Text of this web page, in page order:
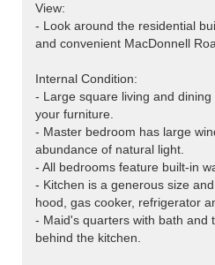
View:
- Look around the residential
and convenient MacDonnell
Internal Condition:
- Large square living and
your furniture.
- Master bedroom has large
abundance of natural light.
- All bedrooms feature built-in
- Kitchen is a generous size
hood, gas cooker, refrigerator
- Maid's quarters with bath and
behind the kitchen.